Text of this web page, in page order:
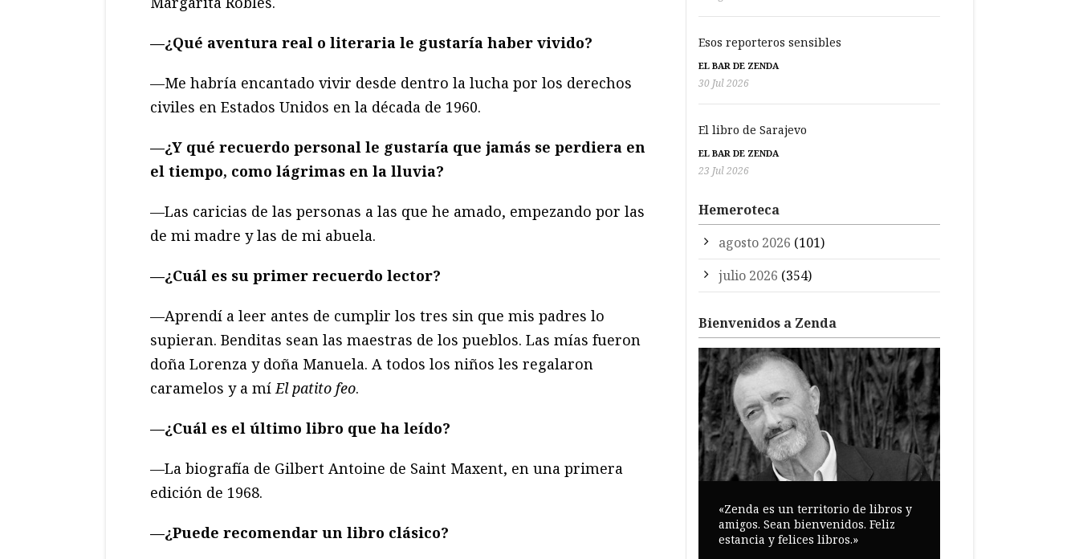
—¿Qué aventura real o literaria le gustaría haber vivido?
—Me habría encantado vivir desde dentro la lucha por los derechos
civiles en Estados Unidos en la década de 1960.
—¿Y qué recuerdo personal le gustaría que jamás se perdiera en
el tiempo, como lágrimas en la lluvia?
—Las caricias de las personas a las que he amado, empezando por las
de mi madre y las de mi abuela.
—¿Cuál es su primer recuerdo lector?
—Aprendí a leer antes de cumplir los tres sin que mis padres lo
supieran. Benditas sean las maestras de los pueblos. Las mías fueron
doña Lorenza y doña Manuela. A todos los niños les regalaron
caramelos y a míEl patito feo.
—¿Cuál es el último libro que ha leído?
—La biografía de Gilbert Antoine de Saint Maxent, en una primera
edición de 1968.
—¿Puede recomendar un libro clásico?
Esos reporteros sensibles
EL BAR DE ZENDA
30 Jul 2026
El libro de Sarajevo
EL BAR DE ZENDA
23 Jul 2026
Hemeroteca
agosto 2026 (101)
julio 2026 (354)
Bienvenidos a Zenda
«Zenda es un territorio de libros y
amigos. Sean bienvenidos. Feliz
estancia y felices libros.»